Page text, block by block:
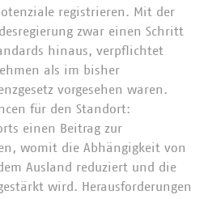
registrieren. Mit der
zwar einen Schritt
hinaus, verpflichtet
als im bisher
vorgesehen waren.
für den Standort:
einen Beitrag zur
womit die Abhängigkeit von
Ausland reduziert und die
wird. Herausforderungen